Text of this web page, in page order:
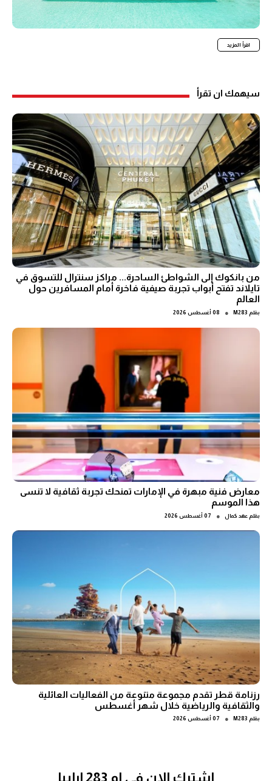
اقرأ المزيد
سيهمك ان تقرأ
من بانكوك إلى الشواطئ الساحرة... مراكز سنترال للتسوق في
تايلاند تفتح أبواب تجربة صيفية فاخرة أمام المسافرين حول
العالم
بقلم M283
● 08 أغسطس 2026
معارض فنية مبهرة في الإمارات تمنحك تجربة ثقافية لا تنسى
هذا الموسم
بقلم عهد كمال ● 07 أغسطس 2026
رزنامة قطر تقدم مجموعة متنوعة من الفعاليات العائلية
والثقافية والرياضية خلال شهر أغسطس
بقلم M283
● 07 أغسطس 2026
اشترك الان في ام 283 ارابيا